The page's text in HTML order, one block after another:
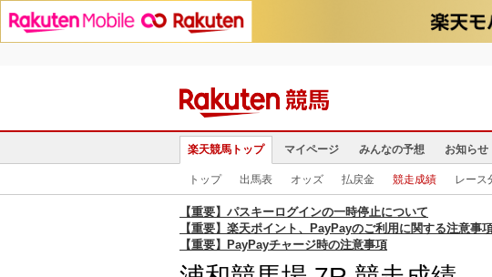
楽天競馬トップ マイページ みんなの予想 お知らせ
トップ 出馬表 オッズ 払戻金 競走成績 レース
【重要】パスキーログインの一時停止について
【重要】楽天ポイント、PayPayのご利用に関する注意事
【重要】PayPayチャージ時の注意事項